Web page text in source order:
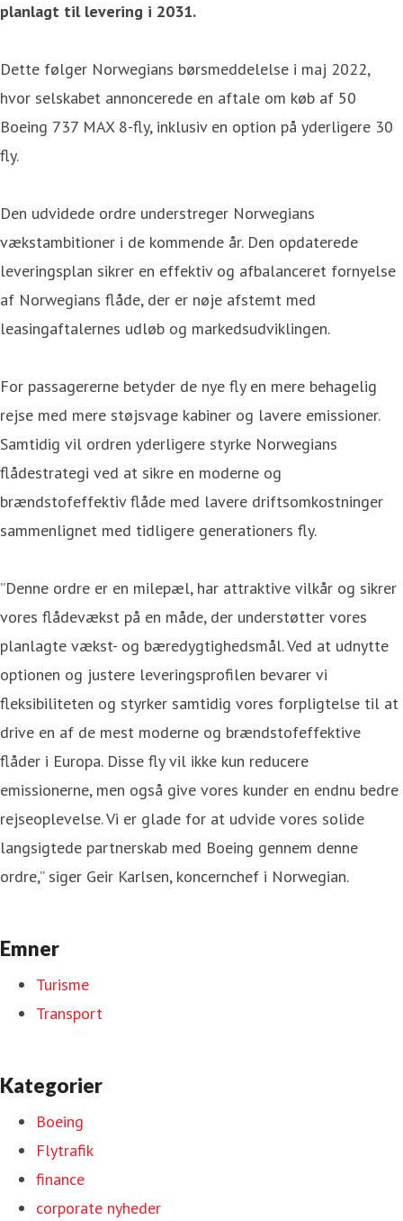
planlagt til levering i 2031.
Dette følger Norwegians børsmeddelelse i maj 2022,
hvor selskabet annoncerede en aftale om køb af 50
Boeing 737 MAX 8-fly, inklusiv en option på yderligere 30
fly.
Den udvidede ordre understreger Norwegians
vækstambitioner i de kommende år. Den opdaterede
leveringsplan sikrer en effektiv og afbalanceret fornyelse
af Norwegians flåde, der er nøje afstemt med
leasingaftalernes udløb og markedsudviklingen.
For passagererne betyder de nye fly en mere behagelig
rejse med mere støjsvage kabiner og lavere emissioner.
Samtidig vil ordren yderligere styrke Norwegians
flådestrategi ved at sikre en moderne og
brændstofeffektiv flåde med lavere driftsomkostninger
sammenlignet med tidligere generationers fly.
”Denne ordre er en milepæl, har attraktive vilkår og sikrer
vores flådevækst på en måde, der understøtter vores
planlagte vækst- og bæredygtighedsmål. Ved at udnytte
optionen og justere leveringsprofilen bevarer vi
fleksibiliteten og styrker samtidig vores forpligtelse til at
drive en af de mest moderne og brændstofeffektive
flåder i Europa. Disse fly vil ikke kun reducere
emissionerne, men også give vores kunder en endnu bedre
rejseoplevelse. Vi er glade for at udvide vores solide
langsigtede partnerskab med Boeing gennem denne
ordre,” siger Geir Karlsen, koncernchef i Norwegian.
Emner
Turisme
Transport
Kategorier
Boeing
Flytrafik
finance
corporate nyheder